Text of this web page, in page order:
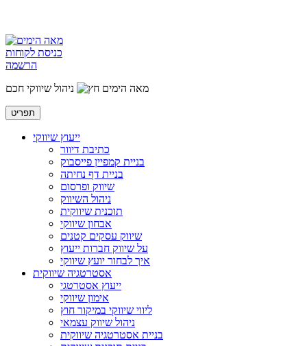
כניסת לקוחות
הרשמה
מאה הימים
ניהול שיווקי חכם
תפריט
ייעוץ שיווקי
כתיבת דיוור
בניית קמפיין פייסבוק
בניית דף נחיתה
שיווק ופרסום
ניהול השיווק
תוכנית שיווקית
אבחון שיווקי
שיווק עסקים קטנים
על שיווק חברות ייעוץ
איך לבחור יועץ שיווקי
אסטרטגיה שיווקית
ייעוץ אסטרטגי
אימון שיווקי
ליווי שיווקי במיקור חוץ
ניהול שיווק עצמאי
בניית אסטרטגיה שיווקית